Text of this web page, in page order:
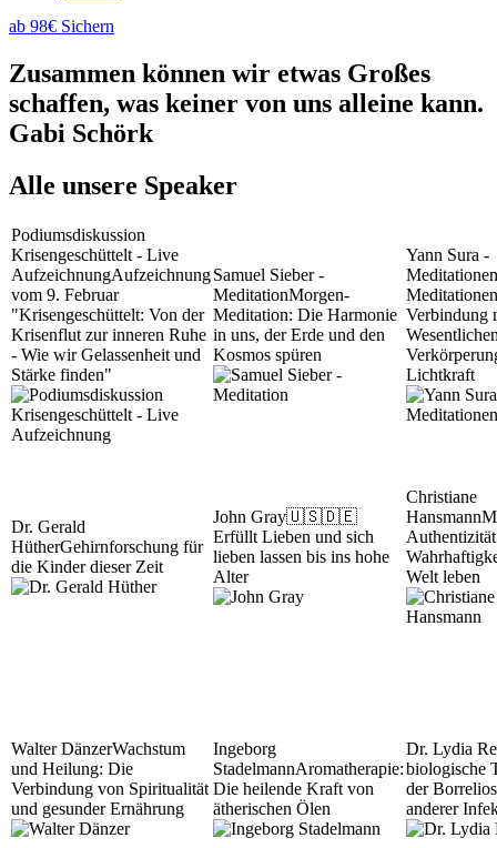
ab 98€ Sichern
Zusammen können wir etwas Großes
schaffen, was keiner von uns alleine kann.
Gabi Schörk
Alle unsere Speaker
Podiumsdiskussion
Krisengeschüttelt - Live
AufzeichnungAufzeichnung
vom 9. Februar
"Krisengeschüttelt: Von der
Krisenflut zur inneren Ruhe
- Wie wir Gelassenheit und
Stärke finden"
Samuel Sieber -
MeditationMorgen-
Meditation: Die Harmonie
in uns, der Erde und den
Kosmos spüren
Yann Sura -
Meditationen
Verbindung
Lichtkraft
Dr. Gerald
HütherGehirnforschung für
die Kinder dieser Zeit
John Gray🇺🇸🇩🇪
Erfüllt Lieben und sich
lieben lassen bis ins hohe
Alter
Christiane
Hansmann
Welt leben
Walter DänzerWachstum
und Heilung: Die
Verbindung von Spiritualität
und gesunder Ernährung
Ingeborg
StadelmannAromatherapie:
Die heilende Kraft von
ätherischen Ölen
Dr. Lydia
biologische
der
anderer